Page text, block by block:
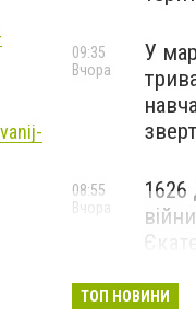
У
09:35
Вчора
08:55
Вчора
ТОП НОВИНИ